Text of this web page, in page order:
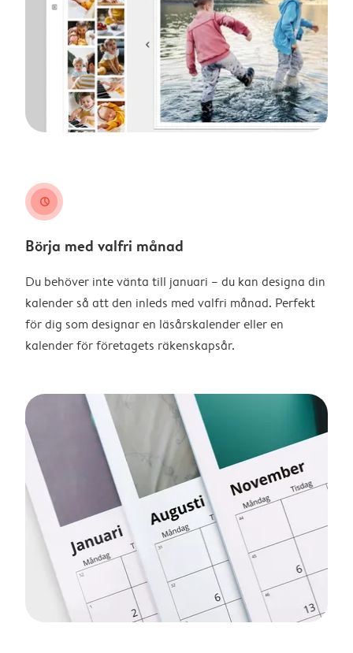
clock
Börja med valfri månad
Du behöver inte vänta till januari – du kan designa din
kalender så att den inleds med valfri månad. Perfekt
för dig som designar en läsårskalender eller en
kalender för företagets räkenskapsår.